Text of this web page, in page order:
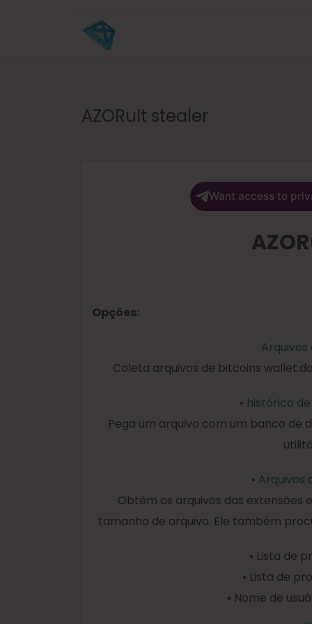
AZORult stealer
Want access to
Opções:
Coleta arquivos de bitcoins
• histórico
Pega um arquivo com um banco de
• Arquivos
Obtém os arquivos das
tamanho de arquivo. Ele também
• Lista de
• Lista de
• Nome de